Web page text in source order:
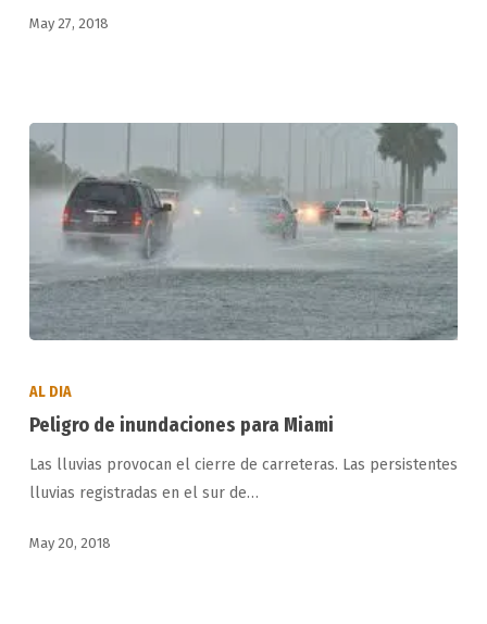
Cuba
May 27, 2018
para
Miami
AL DIA
Peligro de inundaciones para Miami
Las lluvias provocan el cierre de carreteras. Las persistentes
lluvias registradas en el sur de…
May 20, 2018